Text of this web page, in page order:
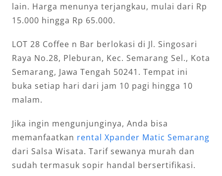
lain. Harga menunya terjangkau, mulai dari Rp
15.000 hingga Rp 65.000.
LOT 28 Coffee n Bar berlokasi di Jl. Singosari
Raya No.28, Pleburan, Kec. Semarang Sel., Kota
Semarang, Jawa Tengah 50241. Tempat ini
buka setiap hari dari jam 10 pagi hingga 10
malam.
Jika ingin mengunjunginya, Anda bisa
memanfaatkan rental Xpander Matic Semarang
dari Salsa Wisata. Tarif sewanya murah dan
sudah termasuk sopir handal bersertifikasi.